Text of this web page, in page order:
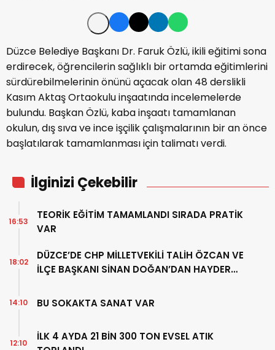
Düzce Belediye Başkanı Dr. Faruk Özlü, ikili eğitimi sona
erdirecek, öğrencilerin sağlıklı bir ortamda eğitimlerini
sürdürebilmelerinin önünü açacak olan 48 derslikli
Kasım Aktaş Ortaokulu inşaatında incelemelerde
bulundu. Başkan Özlü, kaba inşaatı tamamlanan
okulun, dış sıva ve ince işçilik çalışmalarının bir an önce
başlatılarak tamamlanması için talimatı verdi.
İlginizi Çekebilir
TEORİK EĞİTİM TAMAMLANDI SIRADA PRATİK
VAR
16:53
DÜZCE’DE CHP MİLLETVEKİLİ TALİH ÖZCAN VE
İLÇE BAŞKANI SİNAN DOĞAN’DAN HAYDER
18:02
BU SOKAKTA SANAT VAR
14:10
İLK 4 AYDA 21 BİN 300 TON EVSEL ATIK
12:10